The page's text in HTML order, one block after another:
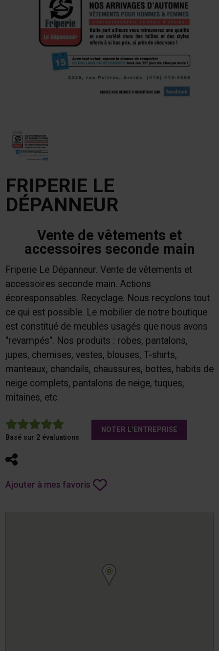
FRIPERIE LE
DÉPANNEUR
Vente de vêtements et
accessoires seconde main
Friperie Le Dépanneur. Vente de vêtements et
accessoires seconde main. Actions
écoresponsables. Recyclage. Nous recyclons tout
ce qui est possible. Le mobilier de notre boutique
est constitué de meubles usagés que nous avons
"revampés". Nos produits : robes, pantalons,
jupes, chemises, vestes, blouses, T-shirts,
manteaux, chandails, chaussures, bottes, habits de
neige complets, pantalons de neige, tuques,
mitaines, etc.
5
Basé sur 2 évaluations
NOTER L'ENTREPRISE
Partager
Ajouter à mes favoris